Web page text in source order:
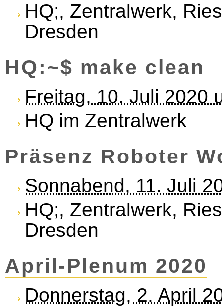
HQ;, Zentralwerk,
Dresden
HQ:~$ make clean
Freitag, 10. Juli 2020
HQ im Zentralwerk
Präsenz Roboter
Sonnabend, 11. Juli
HQ;, Zentralwerk,
Dresden
April-Plenum 2020
Donnerstag, 2. April